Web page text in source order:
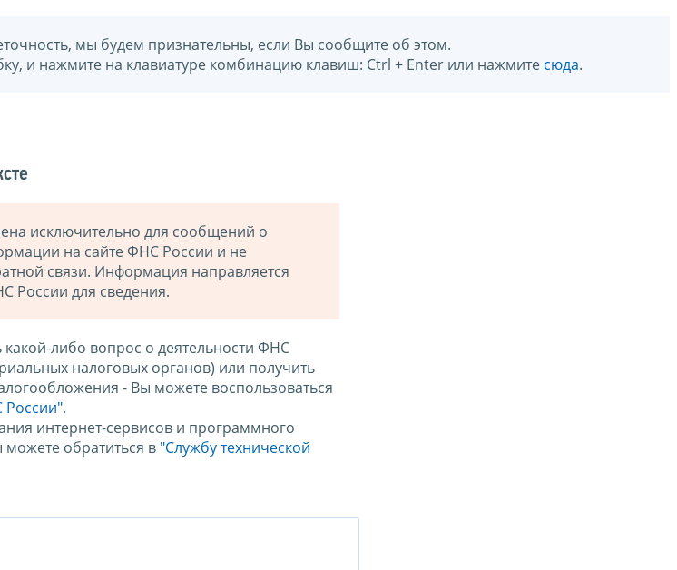
мы будем признательны, если Вы сообщите об этом.
и нажмите на клавиатуре комбинацию клавиш: Ctrl + Enter или нажмите сюда.
исключительно для сообщений о
на сайте ФНС России и не
связи. Информация направляется
России для сведения.
либо вопрос о деятельности ФНС
налоговых органов) или получить
- Вы можете воспользоваться
России".
интернет-сервисов и программного
обратиться в "Службу технической